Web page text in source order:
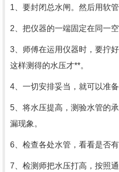
1、要封闭总水闸。然后用软
2、把仪器的一端固定在同一
3、师傅在运用仪器时，要拧
这样测得的水压才**。
4、一切安排妥当，就可以准
5、将水压提高，测验水管的
漏现象。
6、检查各处水管，看看是否
7、检测师把水压打高，按照